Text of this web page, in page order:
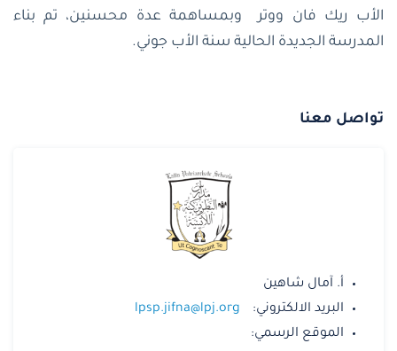
الأب ريك فان ووتر وبمساهمة عدة محسنين، تم بناء
المدرسة الجديدة الحالية سنة الأب جوني.
تواصل معنا
أ. آمال شاهين
البريد الالكتروني:
lpsp.jifna@lpj.org
الموقع الرسمي: